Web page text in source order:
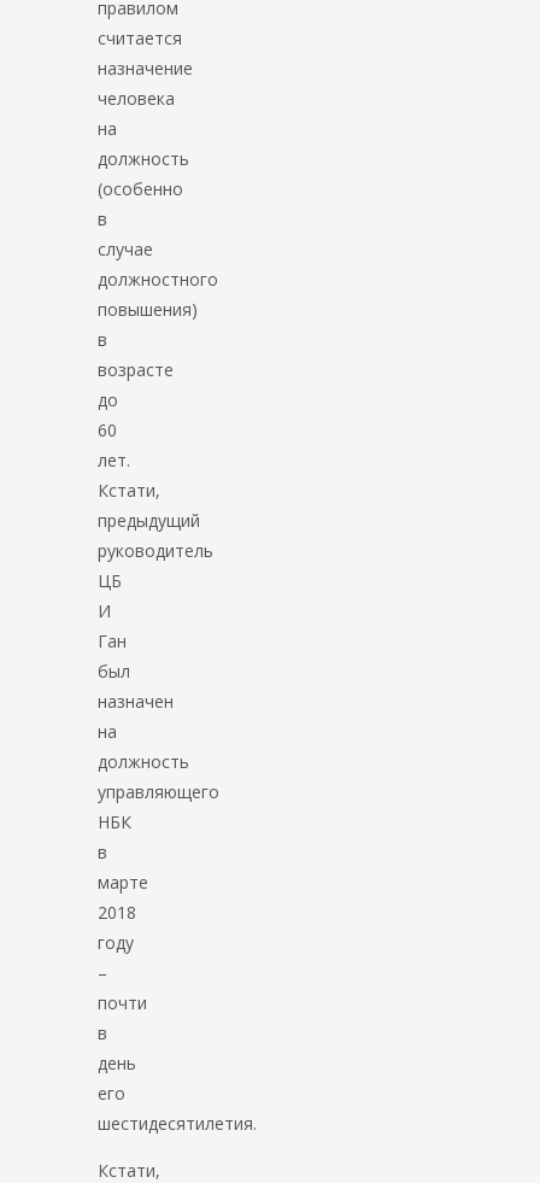
правилом
считается
назначение
человека
на
должность
(особенно
в
случае
должностного
повышения)
в
возрасте
до
60
лет.
Кстати,
предыдущий
руководитель
ЦБ
И
Ган
был
назначен
на
должность
управляющего
НБК
в
марте
2018
году
–
почти
в
день
его
шестидесятилетия.
Кстати,